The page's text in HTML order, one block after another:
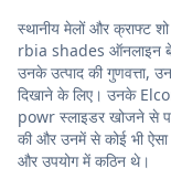
स्थानीय मेलों और क्राफ्ट
rbia shades ऑनलाइन
उनके उत्पाद की गुणवत्ता,
दिखाने के लिए। उनके
powr स्लाइडर खोजने
की और उनमें से कोई भी
और उपयोग में कठिन थे।